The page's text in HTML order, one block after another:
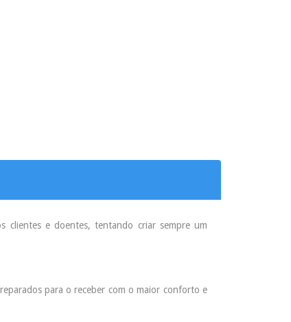
clientes e doentes, tentando criar sempre um
para o receber com o maior conforto e